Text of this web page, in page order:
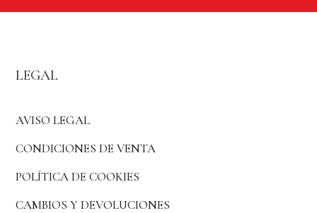
LEGAL
AVISO LEGAL
CONDICIONES DE VENTA
POLÍTICA DE COOKIES
CAMBIOS Y DEVOLUCIONES